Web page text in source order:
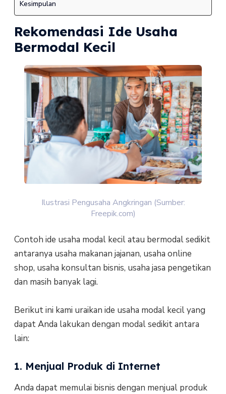
Kesimpulan
Rekomendasi Ide Usaha
Bermodal Kecil
Ilustrasi Pengusaha Angkringan (Sumber:
Freepik.com)
Contoh ide usaha modal kecil atau bermodal sedikit
antaranya usaha makanan jajanan, usaha online
shop, usaha konsultan bisnis, usaha jasa pengetikan
dan masih banyak lagi.
Berikut ini kami uraikan ide usaha modal kecil yang
dapat Anda lakukan dengan modal sedikit antara
lain:
1. Menjual Produk di Internet
Anda dapat memulai bisnis dengan menjual produk